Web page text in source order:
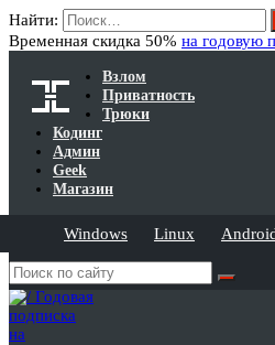
Найти:
Временная скидка 50% на годовую
Взлом
Приватность
Трюки
Кодинг
Админ
Geek
Магазин
Windows Linux
Годовая
подписка
на